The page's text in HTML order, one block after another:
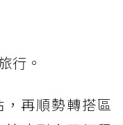
行。
再順勢轉搭區